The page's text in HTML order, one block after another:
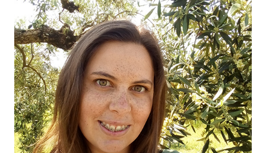
04 O NOSSO AZEITE
05 VISITE-NOS
06 CONTACTO